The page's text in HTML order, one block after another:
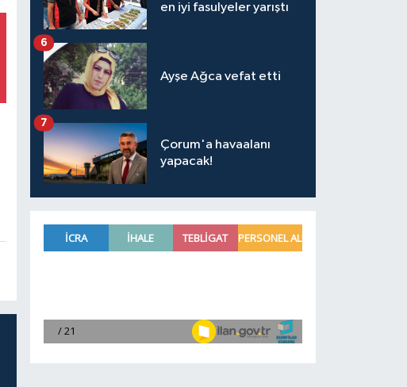
en iyi fasulyeler yarıştı
Ayşe Ağca vefat etti
6
Çorum'a havaalanı
yapacak!
7